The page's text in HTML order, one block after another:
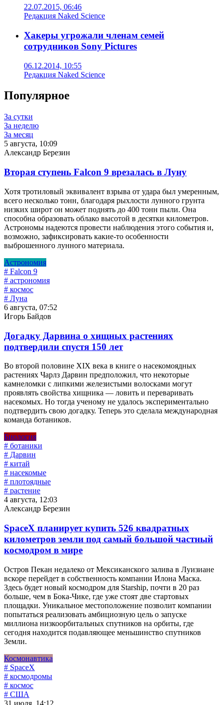
22.07.2015, 06:46
Редакция Naked Science
Хакеры угрожали членам семей
сотрудников Sony Pictures
06.12.2014, 10:55
Редакция Naked Science
Популярное
За сутки
За неделю
За месяц
5 августа, 10:09
Александр Березин
Вторая ступень Falcon 9 врезалась в Луну
Хотя тротиловый эквивалент взрыва от удара был умеренным,
всего несколько тонн, благодаря рыхлости лунного грунта
низких широт он может поднять до 400 тонн пыли. Она
способна образовать облако высотой в десятки километров.
Астрономы надеются провести наблюдения этого события и,
возможно, зафиксировать какие-то особенности
выброшенного лунного материала.
Астрономия
# Falcon 9
# астрономия
# космос
# Луна
6 августа, 07:52
Игорь Байдов
Догадку Дарвина о хищных растениях
подтвердили спустя 150 лет
Во второй половине XIX века в книге о насекомоядных
растениях Чарлз Дарвин предположил, что некоторые
камнеломки с липкими железистыми волосками могут
проявлять свойства хищника — ловить и переваривать
насекомых. Но тогда ученому не удалось экспериментально
подтвердить свою догадку. Теперь это сделала международная
команда ботаников.
Биология
# ботаники
# Дарвин
# китай
# насекомые
# плотоядные
# растение
4 августа, 12:03
Александр Березин
SpaceX планирует купить 526 квадратных
километров земли под самый большой частный
космодром в мире
Остров Пекан недалеко от Мексиканского залива в Луизиане
вскоре перейдет в собственность компании Илона Маска.
Здесь будет новый космодром для Starship, почти в 20 раз
больше, чем в Бока-Чике, где уже стоят две стартовых
площадки. Уникальное местоположение позволит компании
попытаться реализовать амбициозную цель о запуске
миллиона низкоорбитальных спутников на орбиты, где
сегодня находится подавляющее меньшинство спутников
Земли.
Космонавтика
# SpaceX
# космодромы
# космос
# США
31 июля, 14:12